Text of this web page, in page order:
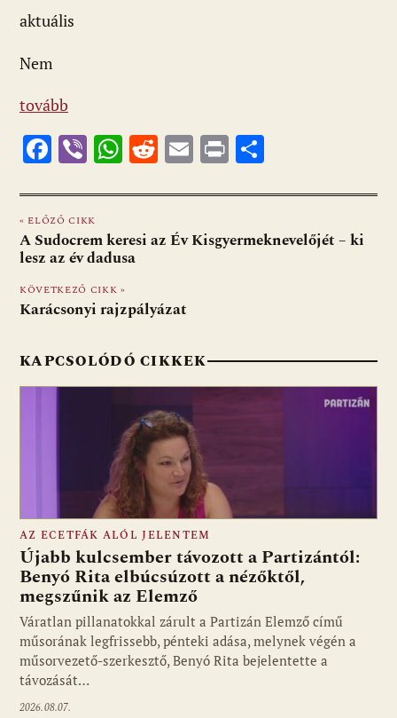
aktuális
Nem
tovább
F
e
b
o
o
k
Vi
er
W
at
s
A
p
p
R
d
di
E
ai
l
Pr
t za
m
« ELŐZŐ CIKK
A Sudocrem keresi az Év Kisgyermeknevelőjét – ki
lesz az év dadusa
KÖVETKEZŐ CIKK »
Karácsonyi rajzpályázat
KAPCSOLÓDÓ CIKKEK
Fotó: media1.hu
AZ ECETFÁK ALÓL JELENTEM
Újabb kulcsember távozott a Partizántól:
Benyó Rita elbúcsúzott a nézőktől,
megszűnik az Elemző
Váratlan pillanatokkal zárult a Partizán Elemző című
műsorának legfrissebb, pénteki adása, melynek végén a
műsorvezető-szerkesztő, Benyó Rita bejelentette a
távozását…
2026.08.07.